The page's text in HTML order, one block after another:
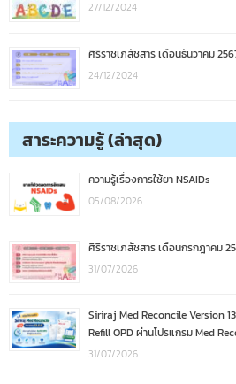
27/12/2024
ศิริราชเภสัชสาร เดือนธันวาคม
24/12/2024
สาระความรู้ (ล่าสุด)
ความรู้เรื่องการใช้ยา NSAIDs
05/08/2026
ศิริราชเภสัชสาร เดือนกรกฎาคม
31/07/2026
Siriraj Med Reconcile Version
Refill OPD ผ่านโปรแกรม Med
31/07/2026